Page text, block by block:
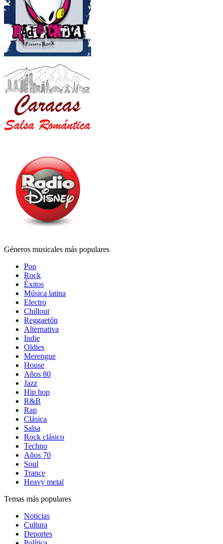
Géneros musicales más populares
Pop
Rock
Éxitos
Música latina
Electro
Chillout
Reggaetón
Alternativa
Indie
Oldies
Merengue
House
Años 80
Jazz
Hip hop
R&B
Rap
Clásica
Salsa
Rock clásico
Techno
Años 70
Soul
Trance
Heavy metal
Temas más populares
Noticias
Cultura
Deportes